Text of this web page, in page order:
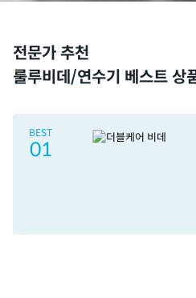
전문가 추천
룰루비데/연수기 베스트 상
BEST
01